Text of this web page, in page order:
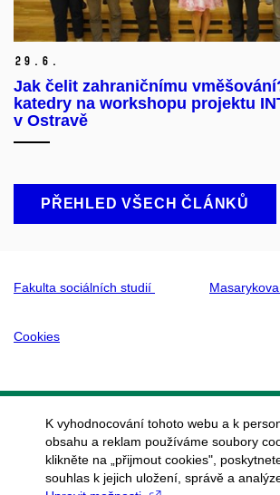
29. 6.
Jak čelit zahraničnímu
katedry na workshopu projektu
v Ostravě
PŘEHLED VŠECH ČLÁNKŮ
Fakulta sociálních studií
Cookies
K vyhodnocování tohoto webu a k
obsahu a reklam používáme soubory
klikněte na „přijmout cookies",
souhlas k jejich uložení, správě a